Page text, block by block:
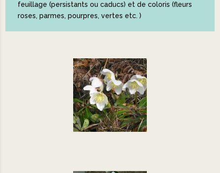
feuillage (persistants ou caducs) et de coloris (fleurs
roses, parmes, pourpres, vertes etc. )